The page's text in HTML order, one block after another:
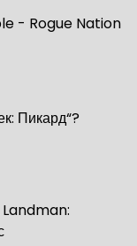
- Rogue Nation
Пикард“?